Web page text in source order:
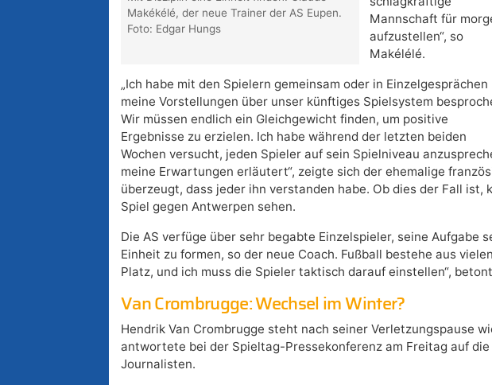
Makékélé, der neue Trainer der AS Eupen.
Foto: Edgar Hungs
Mannschaft für
aufzustellen“, so
Makélélé.
„Ich habe mit den Spielern gemeinsam oder in Einzelgesprächen
meine Vorstellungen über unser künftiges Spielsystem
Wir müssen endlich ein Gleichgewicht finden, um positive
Ergebnisse zu erzielen. Ich habe während der letzten beiden
Wochen versucht, jeden Spieler auf sein Spielniveau
meine Erwartungen erläutert“, zeigte sich der ehemalige
überzeugt, dass jeder ihn verstanden habe. Ob dies der Fall ist,
Spiel gegen Antwerpen sehen.
Die AS verfüge über sehr begabte Einzelspieler, seine Aufgabe
Einheit zu formen, so der neue Coach. Fußball bestehe aus
Platz, und ich muss die Spieler taktisch darauf einstellen“,
Van Crombrugge: Wechsel im Winter?
Hendrik Van Crombrugge steht nach seiner Verletzungspause
antwortete bei der Spieltag-Pressekonferenz am Freitag auf
Journalisten.